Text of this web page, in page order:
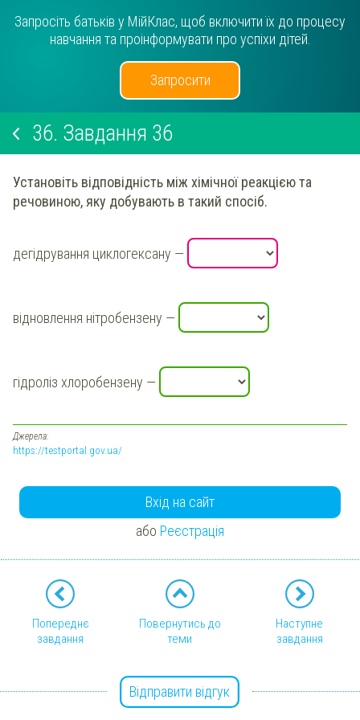
Запросіть батьків у МійКлас, щоб включити їх до процесу
навчання та проінформувати про успіхи дітей.
Запросити
36. Завдання 36
Установіть відповідність між хімічної реакцією та
речовиною, яку добувають в такий спосіб.
дегідрування циклогексану —
відновлення нітробензену —
гідроліз хлоробензену —
Джерела:
https://testportal.gov.ua/
Вхід на сайт
або Реєстрація
Попереднє
завдання
Повернутись до
теми
Наступне
завдання
Відправити відгук